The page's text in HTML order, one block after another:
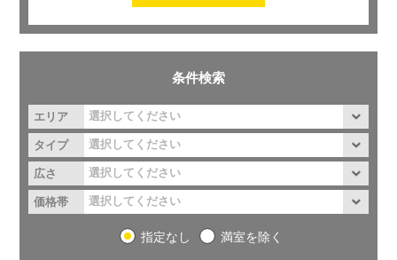
条件検索
エリア
タイプ
広さ
価格帯
指定なし 満室を除く